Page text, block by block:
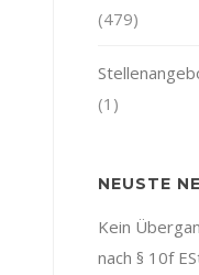
(479)
(1)
NEUSTE
Kein
nach § 10f